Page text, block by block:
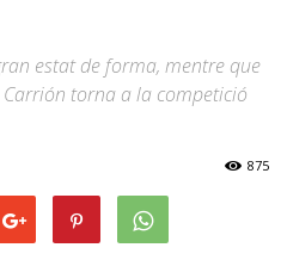
estat de forma, mentre que
torna a la competició
875